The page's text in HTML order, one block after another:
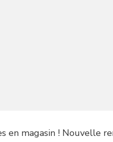
en magasin ! Nouvelle